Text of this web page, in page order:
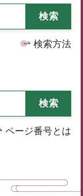
検索方法
ページ番号とは